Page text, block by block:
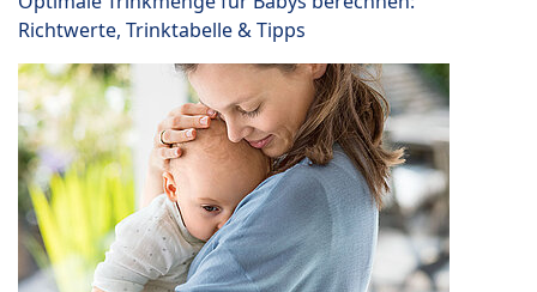
Richtwerte, Trinktabelle & Tipps